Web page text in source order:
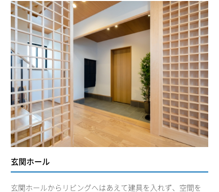
玄関ホール
玄関ホールからリビングへはあえて建具を入れず、空間を